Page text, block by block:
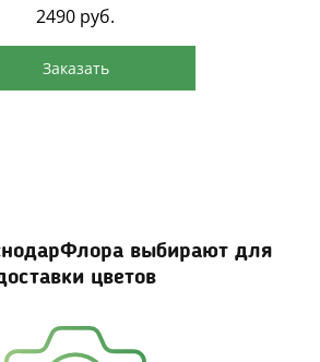
2490 руб.
Заказать
выбирают для
цветов